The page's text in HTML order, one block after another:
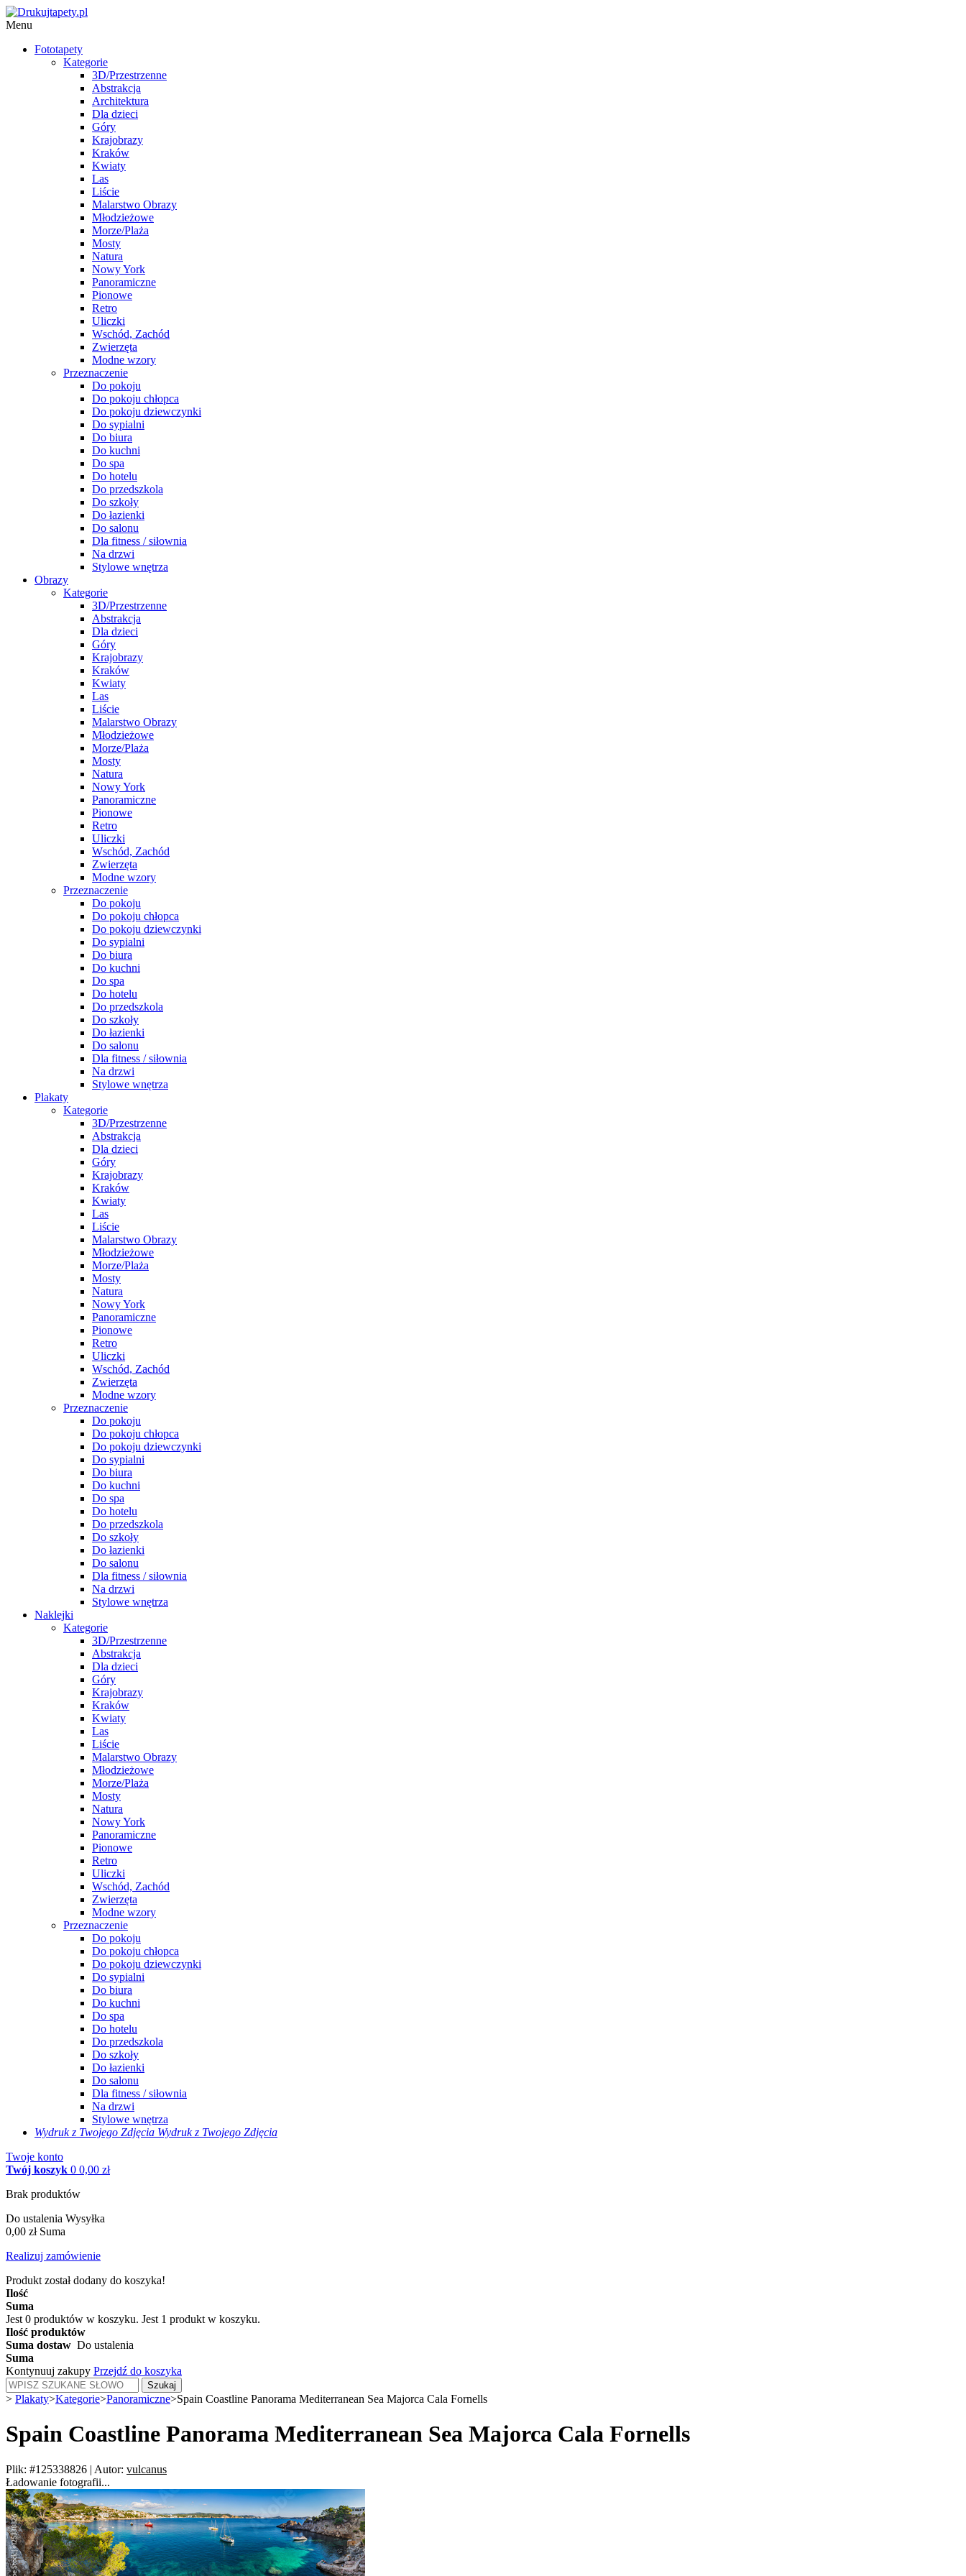
Menu
Fototapety
Kategorie
3D/Przestrzenne
Abstrakcja
Architektura
Dla dzieci
Góry
Krajobrazy
Kraków
Kwiaty
Las
Liście
Malarstwo Obrazy
Młodzieżowe
Morze/Plaża
Mosty
Natura
Nowy York
Panoramiczne
Pionowe
Retro
Uliczki
Wschód, Zachód
Zwierzęta
Modne wzory
Przeznaczenie
Do pokoju
Do pokoju chłopca
Do pokoju dziewczynki
Do sypialni
Do biura
Do kuchni
Do spa
Do hotelu
Do przedszkola
Do szkoły
Do łazienki
Do salonu
Dla fitness / siłownia
Na drzwi
Stylowe wnętrza
Obrazy
Kategorie
3D/Przestrzenne
Abstrakcja
Dla dzieci
Góry
Krajobrazy
Kraków
Kwiaty
Las
Liście
Malarstwo Obrazy
Młodzieżowe
Morze/Plaża
Mosty
Natura
Nowy York
Panoramiczne
Pionowe
Retro
Uliczki
Wschód, Zachód
Zwierzęta
Modne wzory
Przeznaczenie
Do pokoju
Do pokoju chłopca
Do pokoju dziewczynki
Do sypialni
Do biura
Do kuchni
Do spa
Do hotelu
Do przedszkola
Do szkoły
Do łazienki
Do salonu
Dla fitness / siłownia
Na drzwi
Stylowe wnętrza
Plakaty
Kategorie
3D/Przestrzenne
Abstrakcja
Dla dzieci
Góry
Krajobrazy
Kraków
Kwiaty
Las
Liście
Malarstwo Obrazy
Młodzieżowe
Morze/Plaża
Mosty
Natura
Nowy York
Panoramiczne
Pionowe
Retro
Uliczki
Wschód, Zachód
Zwierzęta
Modne wzory
Przeznaczenie
Do pokoju
Do pokoju chłopca
Do pokoju dziewczynki
Do sypialni
Do biura
Do kuchni
Do spa
Do hotelu
Do przedszkola
Do szkoły
Do łazienki
Do salonu
Dla fitness / siłownia
Na drzwi
Stylowe wnętrza
Naklejki
Kategorie
3D/Przestrzenne
Abstrakcja
Dla dzieci
Góry
Krajobrazy
Kraków
Kwiaty
Las
Liście
Malarstwo Obrazy
Młodzieżowe
Morze/Plaża
Mosty
Natura
Nowy York
Panoramiczne
Pionowe
Retro
Uliczki
Wschód, Zachód
Zwierzęta
Modne wzory
Przeznaczenie
Do pokoju
Do pokoju chłopca
Do pokoju dziewczynki
Do sypialni
Do biura
Do kuchni
Do spa
Do hotelu
Do przedszkola
Do szkoły
Do łazienki
Do salonu
Dla fitness / siłownia
Na drzwi
Stylowe wnętrza
Wydruk z Twojego Zdjęcia Wydruk z Twojego Zdjęcia
Twoje konto
Twój koszyk 0 0,00 zł
Brak produktów
Do ustalenia Wysyłka
0,00 zł Suma
Realizuj zamówienie
Produkt został dodany do koszyka!
Ilość
Suma
Jest 0 produktów w koszyku. Jest 1 produkt w koszyku.
Ilość produktów
Suma dostaw Do ustalenia
Suma
Kontynuuj zakupy Przejdź do koszyka
Szukaj
> Plakaty>Kategorie>Panoramiczne>Spain Coastline Panorama Mediterranean Sea Majorca Cala Fornells
Spain Coastline Panorama Mediterranean Sea Majorca Cala Fornells
Plik: #125338826 | Autor: vulcanus
Ładowanie fotografii...